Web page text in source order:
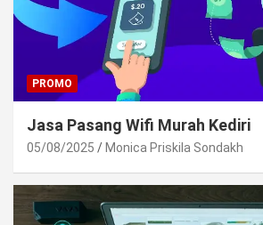
PROMO
Jasa Pasang Wifi Murah Kediri
05/08/2025 Monica Priskila Sondakh